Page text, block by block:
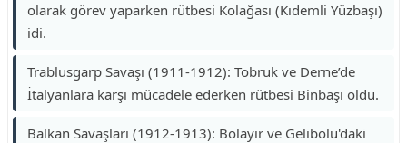
olarak görev yaparken rütbesi Kolağası (Kıdemli Yüzbaşı)
idi.
Trablusgarp Savaşı (1911-1912): Tobruk ve Derne’de
İtalyanlara karşı mücadele ederken rütbesi Binbaşı oldu.
Balkan Savaşları (1912-1913): Bolayır ve Gelibolu'daki